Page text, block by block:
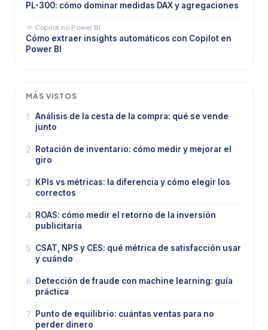
PL-300: cómo dominar medidas DAX y agregaciones
Copilot no Power BI
Cómo extraer insights automáticos con Copilot en
Power BI
MÁS VISTOS
1
Análisis de la cesta de la compra: qué se vende
junto
2
Rotación de inventario: cómo medir y mejorar el
giro
3
KPIs vs métricas: la diferencia y cómo elegir los
correctos
4 ROAS: cómo medir el retorno de la inversión
publicitaria
5 CSAT, NPS y CES: qué métrica de satisfacción usar
y cuándo
6 Detección de fraude con machine learning: guía
práctica
7
Punto de equilibrio: cuántas ventas para no
perder dinero